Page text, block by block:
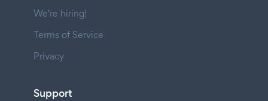
We're hiring!
Terms of Service
Privacy
Support